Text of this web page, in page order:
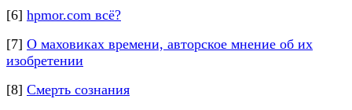
[6] hpmor.com всё?
[7] О маховиках времени, авторское мнение об их
изобретении
[8] Смерть сознания